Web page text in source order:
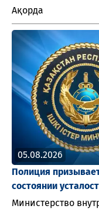
Ақорда
05.08.2026
Полиция
состоянии
Министерство